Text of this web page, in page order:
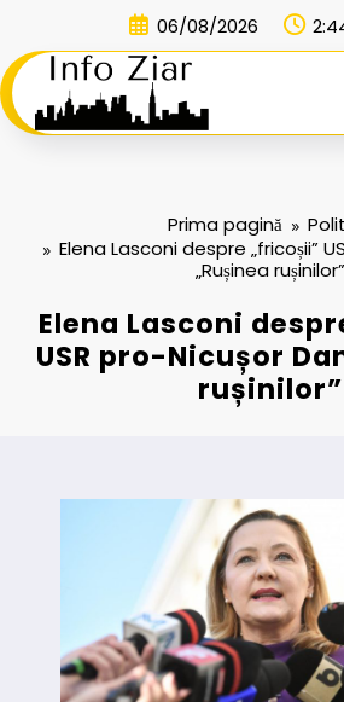
conținut
06/08/2026
Prima pagină
Elena Lasconi despre „fricoșii”
„Rușinea rușinilor”
Elena Lasconi
USR pro-Nicușor
rușinilor”